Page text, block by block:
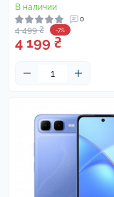
В наличии
0
4 499 ₴ -7%
4 199 ₴